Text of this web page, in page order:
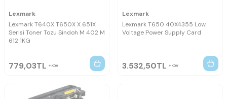
Lexmark
Lexmark T640X T650X X 651X
Serisi Toner Tozu Sindoh M 402 M
612 1KG
779,03TL KDV
Lexmark
Lexmark T650 40X4355 Low
Voltage Power Supply Card
3.532,50TL KDV